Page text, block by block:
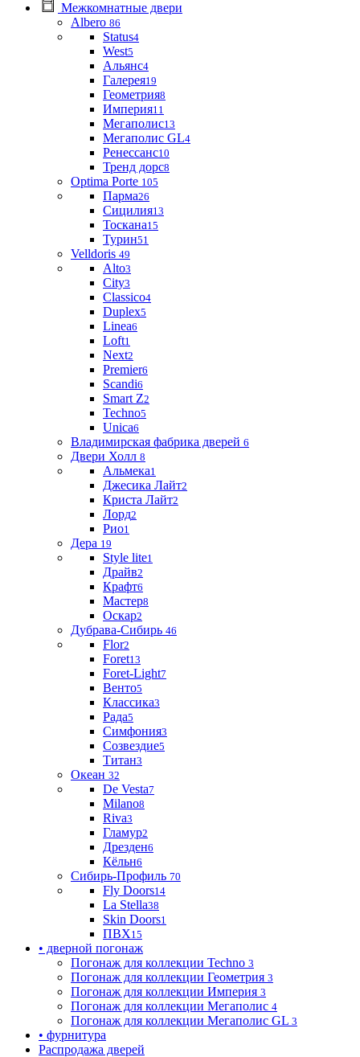
Межкомнатные двери
Albero 86
Status4
West5
Альянс4
Галерея19
Геометрия8
Империя11
Мегаполис13
Мегаполис GL4
Ренессанс10
Тренд дорс8
Optima Porte 105
Парма26
Сицилия13
Тоскана15
Турин51
Velldoris 49
Alto3
City3
Classico4
Duplex5
Linea6
Loft1
Next2
Premier6
Scandi6
Smart Z2
Techno5
Unica6
Владимирская фабрика дверей 6
Двери Холл 8
Альмека1
Джесика Лайт2
Криста Лайт2
Лорд2
Рио1
Дера 19
Style lite1
Драйв2
Крафт6
Мастер8
Оскар2
Дубрава-Сибирь 46
Flor2
Foret13
Foret-Light7
Венто5
Классика3
Рада5
Симфония3
Созвездие5
Титан3
Океан 32
De Vesta7
Milano8
Riva3
Гламур2
Дрезден6
Кёльн6
Сибирь-Профиль 70
Fly Doors14
La Stella38
Skin Doors1
ПВХ15
• дверной погонаж
Погонаж для коллекции Techno 3
Погонаж для коллекции Геометрия 3
Погонаж для коллекции Империя 3
Погонаж для коллекции Мегаполис 4
Погонаж для коллекции Мегаполис GL 3
• фурнитура
Распродажа дверей